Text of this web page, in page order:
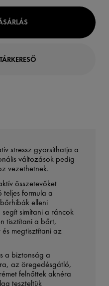
stressz gyorsíthatja a
változások pedig
vezethetnek.
összetevőket
formula a
elleni
simítani a ráncok
tisztítani a bőrt,
megtisztítani az
a biztonság a
az öregedésgátló,
felnőttek aknéra
teszteltük